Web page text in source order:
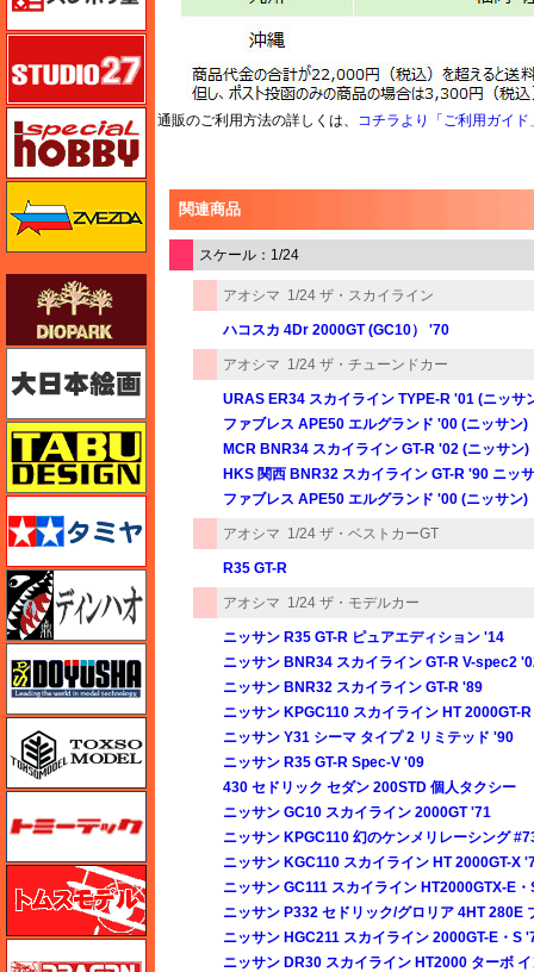
通販のご利用方法の詳しくは、 コチラより「ご利用ガイド
関連商品
スケール：1/24
アオシマ 1/24 ザ・スカイライン
ハコスカ 4Dr 2000GT (GC10） '70
アオシマ 1/24 ザ・チューンドカー
URAS ER34 スカイライン TYPE-R '01 (ニッサ
ファブレス APE50 エルグランド '00 (ニッサン)
MCR BNR34 スカイライン GT-R '02 (ニッサン)
HKS 関西 BNR32 スカイライン GT-R '90 ニッ
ファブレス APE50 エルグランド '00 (ニッサン)
アオシマ 1/24 ザ・ベストカーGT
R35 GT-R
アオシマ 1/24 ザ・モデルカー
ニッサン R35 GT-R ピュアエディション '14
ニッサン BNR34 スカイライン GT-R V-spec2
ニッサン BNR32 スカイライン GT-R '89
ニッサン KPGC110 スカイライン HT 2000GT-
ニッサン Y31 シーマ タイプ 2 リミテッド '90
ニッサン R35 GT-R Spec-V '09
430 セドリック セダン 200STD 個人タクシー
ニッサン GC10 スカイライン 2000GT '71
ニッサン KPGC110 幻のケンメリレーシング
ニッサン KGC110 スカイライン HT 2000GT-X
ニッサン GC111 スカイライン HT2000GTX-E
ニッサン P332 セドリック/グロリア 4HT 280E
ニッサン HGC211 スカイライン 2000GT-E・S
ニッサン DR30 スカイライン HT2000 ターボ
スタジオ27・タブデザイン
スペシャルホビー
ズベズダ（Zvezda）
ダイオパーク（diopark）
タブデザイン・スタジオ27
トキソモデル（toxso_model）